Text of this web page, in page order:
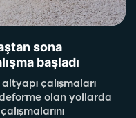
sona
başladı
çalışmaları
olan yollarda